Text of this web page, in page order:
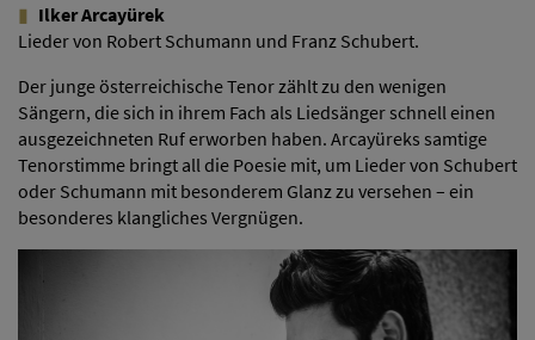
Ilker Arcayürek
Lieder von Robert Schumann und Franz Schubert.
Der junge österreichische Tenor zählt zu den wenigen
Sängern, die sich in ihrem Fach als Liedsänger schnell einen
ausgezeichneten Ruf erworben haben. Arcayüreks samtige
Tenorstimme bringt all die Poesie mit, um Lieder von Schubert
oder Schumann mit besonderem Glanz zu versehen – ein
besonderes klangliches Vergnügen.